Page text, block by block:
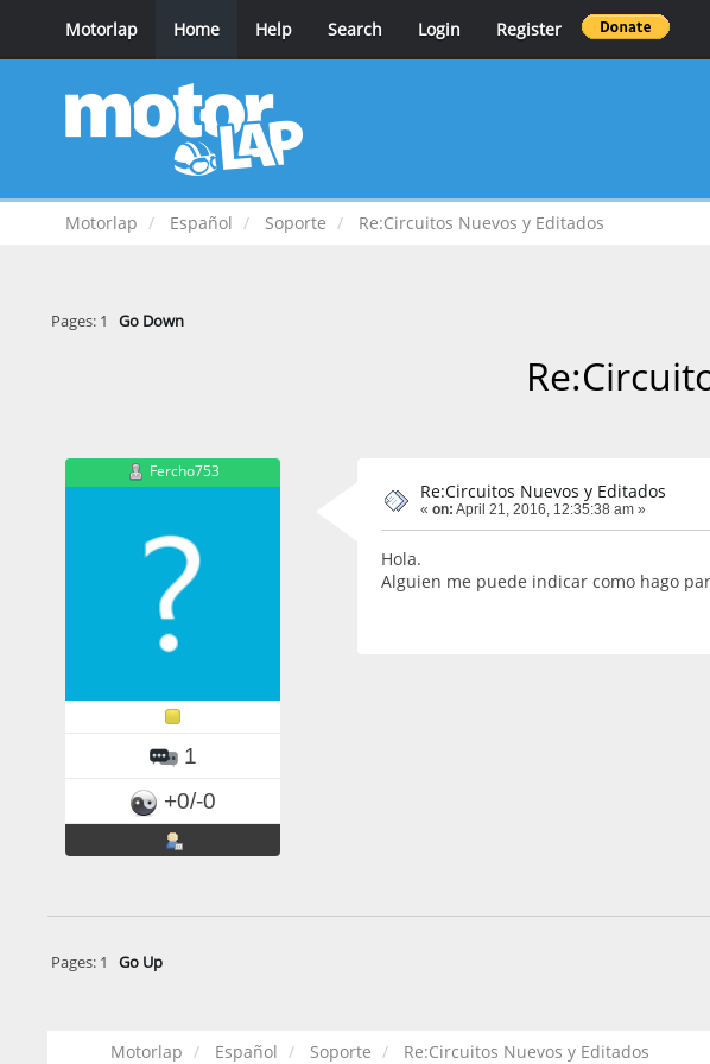
Motorlap Home Help Search Login Register
Motorlap Español Soporte Re:Circuitos Nuevos y Editados
Pages: 1 Go Down
Fercho753
1
+0/-0
Re:Circuitos Nuevos y Editados
« on: April 21, 2016, 12:35:38 am »
Hola.
Alguien me puede indicar como hago
Pages: 1 Go Up
Motorlap Español Soporte Re:Circuitos Nuevos y Editados